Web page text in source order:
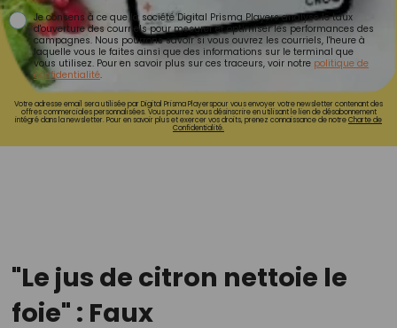
Je consens à ce que la société Digital Prisma Players analyse le taux
d'ouverture des courriels pour mesurer et optimiser les performances des
campagnes. Nous pourrons savoir si vous ouvrez les courriels, l'heure à
laquelle vous le faites ainsi que des informations sur le terminal que
vous utilisez. Pour en savoir plus sur ces traceurs, voir notre politique de
confidentialité.
Votre adresse email sera utilisée par Digital Prisma Playerspour vous envoyer votre newsletter contenant des
offres commerciales personnalisées. Vous pourrez vous désinscrire en utilisant le lien de désabonnement
intégré dans la newsletter. Pour en savoir plus et exercer vos droits, prenez connaissance de notreCharte de
Confidentialité.
"Le jus de citron nettoie le
foie" : Faux